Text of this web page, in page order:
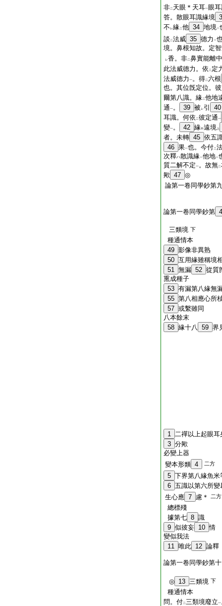
非二 天眼＊天耳一眼
答。散眼耳識緣境
不 レ緣二他 34 地境一
談 二法威 35 德力 一
境。鼻根知故。定
レ香。非二鼻實能離
此法威德力。依 二 定
法威德力 一。得二六根
也。其位旣定位。
爾第八識。緣二他地
通一。 39 被 レ引
40
耳識。何依 二彼定通一
變一。 42 緣中遠境 上
者。未轉 45 依五
46 果一也。今付二
次釋ハ散識緣一他地一
質二解不定一。故無二
歟 47 ◎
論第一卷同學鈔第
論第一卷同學鈔第
三類境 下
種通情本
49 影像非異熟
50 互用緣雖稱境
51 無漏 52 從質
熏成種子
53 有漏第八緣無
55 第八相應心所
57 或繫雖同
八本餘末
58 緣十八 59 界
1 二禪以上起眼耳
3 分歟
必變上器
變本形類 4 二方
5 下界第八緣魚米
6 五識以第六所變
生心應 7 慮＊ 二方
總標殘
據第七 8 識
9 似彼妄 10 情
變似我法
11 唯此 12 論釋
論第一卷同學鈔第十
◎ 13 三類境 下
種通情本
問。付二三類境廢立一